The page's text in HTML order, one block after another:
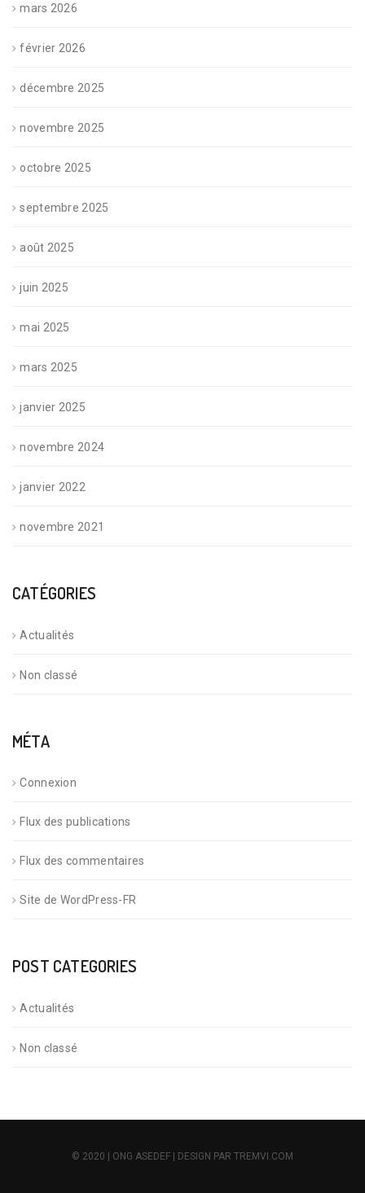
mars 2026
février 2026
décembre 2025
novembre 2025
octobre 2025
septembre 2025
août 2025
juin 2025
mai 2025
mars 2025
janvier 2025
novembre 2024
janvier 2022
novembre 2021
CATÉGORIES
Actualités
Non classé
MÉTA
Connexion
Flux des publications
Flux des commentaires
Site de WordPress-FR
POST CATEGORIES
Actualités
Non classé
© 2020 | ONG ASEDEF | DESIGN PAR TREMVI.COM